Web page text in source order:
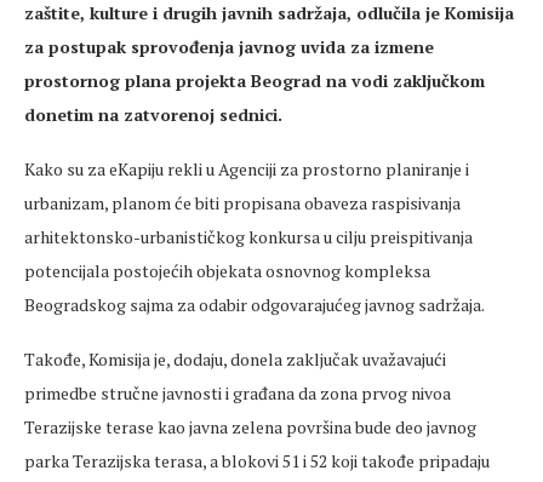
zaštite, kulture i drugih javnih sadržaja, odlučila je Komisija
za postupak sprovođenja javnog uvida za izmene
prostornog plana projekta Beograd na vodi zaključkom
donetim na zatvorenoj sednici.
Kako su zaeKapiju rekli u Agenciji za prostorno planiranje i
urbanizam, planom će biti propisana obaveza raspisivanja
arhitektonsko-urbanističkog konkursa u cilju preispitivanja
potencijala postojećih objekata osnovnog kompleksa
Beogradskog sajma za odabir odgovarajućeg javnog sadržaja.
Takođe, Komisija je, dodaju,donela zaključak uvažavajući
primedbe stručne javnosti i građana da zona prvog nivoa
Terazijske terase kao javna zelena površina bude deo javnog
parkaTerazijskaterasa, a blokovi 51 i 52 koji takođe pripadaju